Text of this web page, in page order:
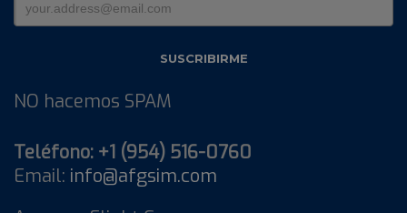
NO hacemos SPAM
Teléfono: +1 (954) 516-0760
Email: info@afgsim.com